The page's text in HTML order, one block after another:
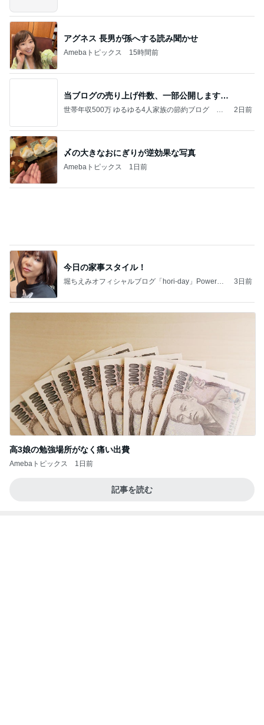
アグネス 長男が孫へする読み聞かせ
Amebaトピックス 15時間前
当ブログの売り上げ件数、一部公開します…
世帯年収500万 ゆるゆる4人家族の節約ブログ 〜
2日前
〆の大きなおにぎりが逆効果な写真
Amebaトピックス 1日前
今日の家事スタイル！
堀ちえみオフィシャルブログ「hori-day」Powered
3日前
高3娘の勉強場所がなく痛い出費
Amebaトピックス 1日前
記事を読む